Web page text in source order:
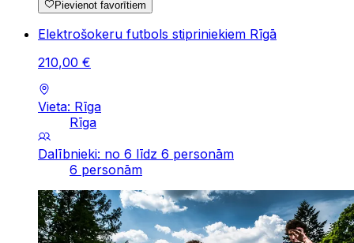
Pievienot favorītiem
Elektrošokeru futbols stipriniekiem Rīgā
210,00 €
Vieta: Rīga
Rīga
Dalībnieki: no 6 līdz 6 personām
6 personām